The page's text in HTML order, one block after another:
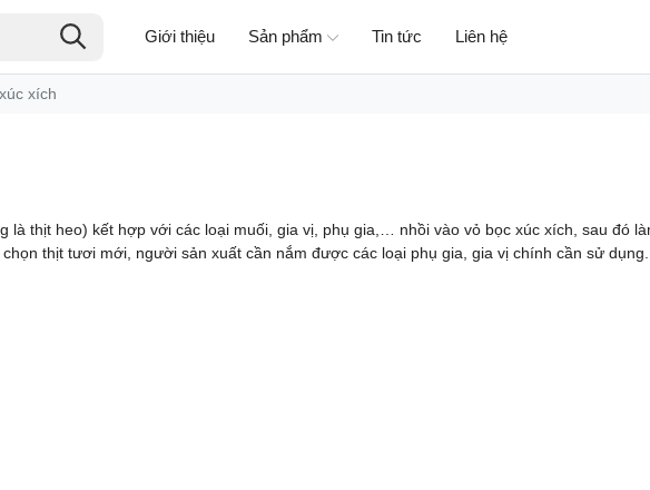
Giới thiệu Sản phẩm Tin tức Liên hệ
xích
là thịt heo) kết hợp với các loại muối, gia vị, phụ gia,… nhồi vào vỏ bọc xúc xích, sau đó
thịt tươi mới, người sản xuất cần nắm được các loại phụ gia, gia vị chính cần sử